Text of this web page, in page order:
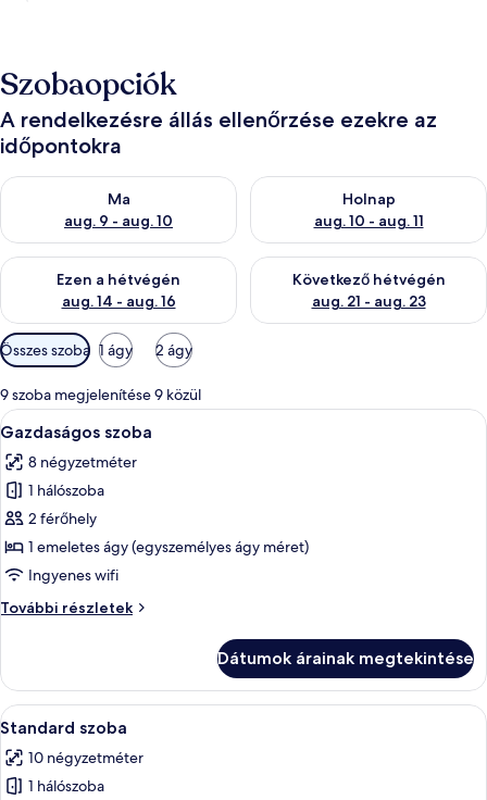
Szobaopciók
A rendelkezésre állás ellenőrzése ezekre az
időpontokra
Ma
aug. 9 - aug. 10
A ma esti rendelkezésre állás ellenőrzése: aug. 9 - aug. 10
Holnap
aug. 10 - aug. 11
A holnapi rendelkezésre állás
Ezen a hétvégén
aug. 14 - aug. 16
A mostani hétvégi rendelkezésre állás ellenőrzése: aug. 14 -
Következő hétvégén
aug. 21 - aug. 23
A következő hétvégi
Szobákhoz
rendelkezésre
álló
szűrők
Összes szoba 1 ágy 2 ágy
9 szoba megjelenítése 9 közül
A
következő
szoba
összes
képének
megtekintése:
Gazdaságos
Egy kis méretű szállodai szoba
4
Gazdaságos szoba
8 négyzetméter
1 hálószoba
2 férőhely
1 emeletes ágy (egyszemélyes ágy méret)
Ingyenes wifi
További részletek
Gazdaságos
Dátumok árainak megtekintése
A
következő
szoba
összes
Standard szoba | Hipoallergén
5
Standard szoba
10 négyzetméter
1 hálószoba